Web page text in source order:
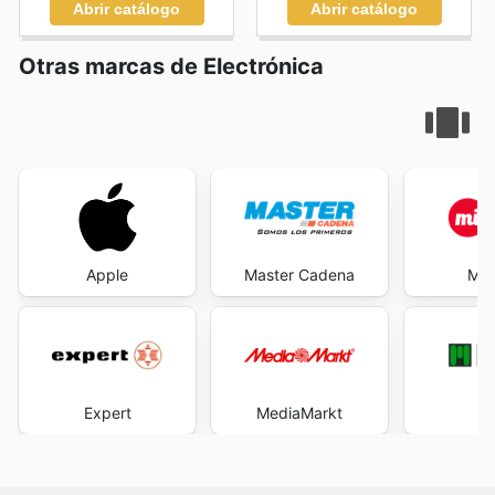
Abrir catálogo Abrir catálogo
Otras marcas de Electrónica
Apple
Expert
Master Cadena
MediaMarkt
Mi